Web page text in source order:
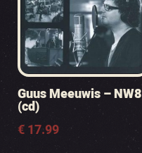
Guus Meeuwis – NW8
(cd)
€17.99